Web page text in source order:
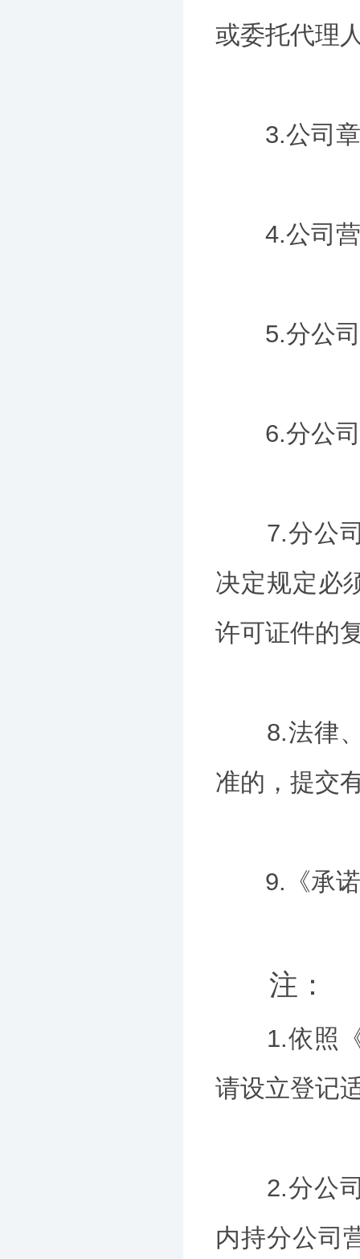
或委托代理
3.公司章
4.公司营
5.分公司
6.分公司
7.分公司
决定规定必
许可证件的
8.法律、
准的，提交
9.《承诺
注：
1.依照《
请设立登记
2.分公司
内持分公司